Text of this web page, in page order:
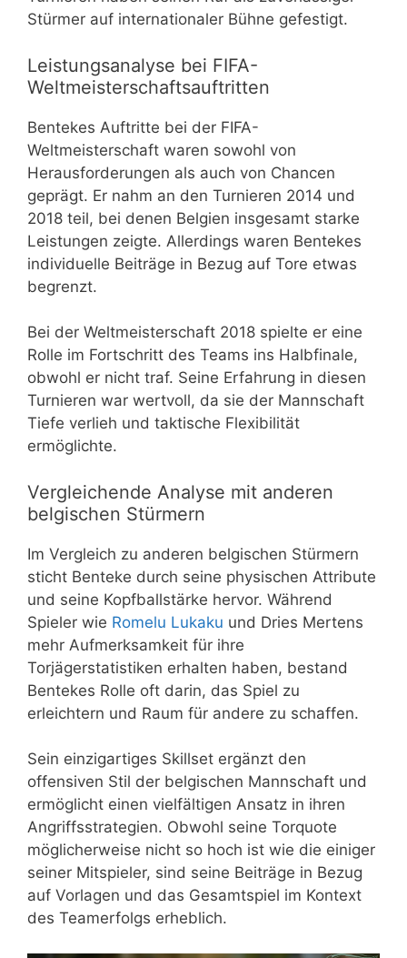
Stürmer auf internationaler Bühne gefestigt.
Leistungsanalyse bei FIFA-
Weltmeisterschaftsauftritten
Bentekes Auftritte bei der FIFA-
Weltmeisterschaft waren sowohl von
Herausforderungen als auch von Chancen
geprägt. Er nahm an den Turnieren 2014 und
2018 teil, bei denen Belgien insgesamt starke
Leistungen zeigte. Allerdings waren Bentekes
individuelle Beiträge in Bezug auf Tore etwas
begrenzt.
Bei der Weltmeisterschaft 2018 spielte er eine
Rolle im Fortschritt des Teams ins Halbfinale,
obwohl er nicht traf. Seine Erfahrung in diesen
Turnieren war wertvoll, da sie der Mannschaft
Tiefe verlieh und taktische Flexibilität
ermöglichte.
Vergleichende Analyse mit anderen
belgischen Stürmern
Im Vergleich zu anderen belgischen Stürmern
sticht Benteke durch seine physischen Attribute
und seine Kopfballstärke hervor. Während
Spieler wie Romelu Lukaku und Dries Mertens
mehr Aufmerksamkeit für ihre
Torjägerstatistiken erhalten haben, bestand
Bentekes Rolle oft darin, das Spiel zu
erleichtern und Raum für andere zu schaffen.
Sein einzigartiges Skillset ergänzt den
offensiven Stil der belgischen Mannschaft und
ermöglicht einen vielfältigen Ansatz in ihren
Angriffsstrategien. Obwohl seine Torquote
möglicherweise nicht so hoch ist wie die einiger
seiner Mitspieler, sind seine Beiträge in Bezug
auf Vorlagen und das Gesamtspiel im Kontext
des Teamerfolgs erheblich.